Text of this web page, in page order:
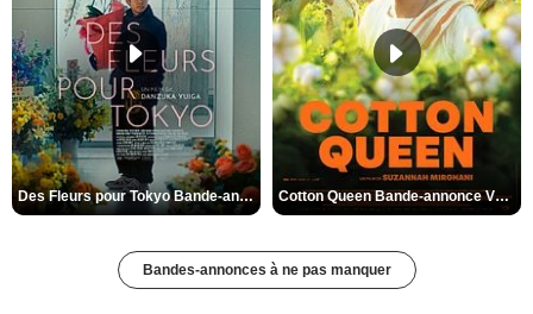
Des Fleurs pour Tokyo Bande-annonce VO STFR Cotton Queen Bande-annonce VO STFR
Bandes-annonces à ne pas manquer